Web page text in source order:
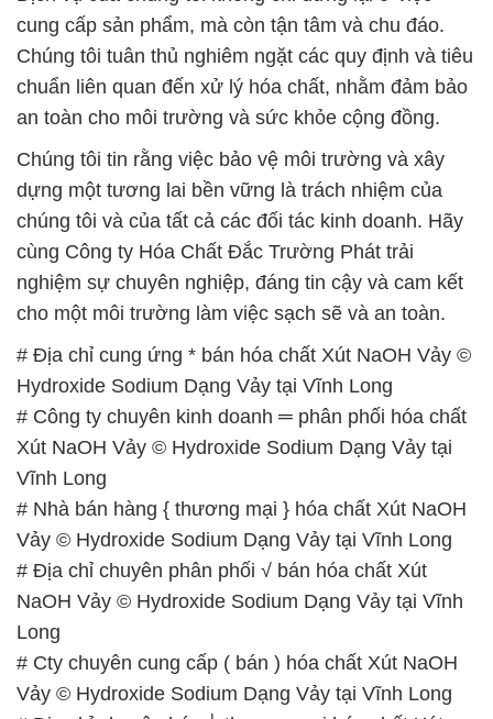
nghiệm sự chuyên nghiệp, đáng tin cậy và cam kết
cho một môi trường làm việc sạch sẽ và an toàn.
# Địa chỉ cung ứng * bán hóa chất Xút NaOH Vảy ©
Hydroxide Sodium Dạng Vảy tại Vĩnh Long
# Công ty chuyên kinh doanh ═ phân phối hóa chất
Xút NaOH Vảy © Hydroxide Sodium Dạng Vảy tại
Vĩnh Long
# Nhà bán hàng { thương mại } hóa chất Xút NaOH
Vảy © Hydroxide Sodium Dạng Vảy tại Vĩnh Long
# Địa chỉ chuyên phân phối √ bán hóa chất Xút
NaOH Vảy © Hydroxide Sodium Dạng Vảy tại Vĩnh
Long
# Cty chuyên cung cấp ( bán ) hóa chất Xút NaOH
Vảy © Hydroxide Sodium Dạng Vảy tại Vĩnh Long
# Địa chỉ chuyên bán │ thương mại hóa chất Xút
NaOH Vảy © Hydroxide Sodium Dạng Vảy tại Vĩnh
Long
# Địa chỉ cung ứng Ø phân phối hóa chất Xút NaOH
Vảy © Hydroxide Sodium Dạng Vảy tại Vĩnh Long
# Địa chỉ cung cấp ∞ thương mại hóa chất Xút
NaOH Vảy © Hydroxide Sodium Dạng Vảy tại Vĩnh
Long
# Đơn vị bán > kinh doanh hóa chất Xút NaOH Vảy